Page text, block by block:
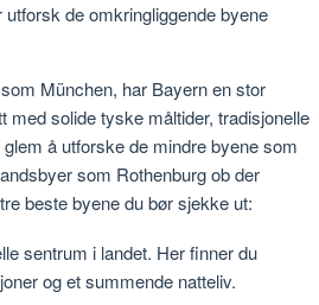
de omkringliggende byene
München, har Bayern en stor
solide tyske måltider, tradisjonelle
å utforske de mindre byene som
som Rothenburg ob der
beste byene du bør sjekke ut:
sentrum i landet. Her finner du
og et summende natteliv.